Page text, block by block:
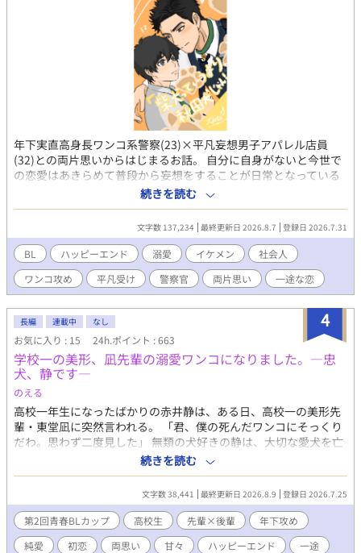
年下実直高身長ワンコ系警察(23)×平凡妄想男子アパレル店員
(32)との両片思いからはじまるお話。 自分に自身がないと今世で
の恋愛はあきらめて普段から妄想をすることが日常となっている
32歳の低身長アパレル店員の寺川 佑一(てらかわ ゆういち)。 そし
て佑一が勤めるアパレルショップの常連・職業不明な高身長ワン
コ系イケメンの柴山健太(しばやま けんた)。 柴山くんは誰から見
ても分かるくらい佑一への好意が溢れているが、『そんなわけが
ない！勘違いしてはいけない』となる佑一とのすれ違い両思いラ
ブコメ。 何故、柴山くんは佑一をそんなに好きになったのか。 果
たして佑一は柴山くんの好意を素直に受け入れることが出来るの
か！ ぜひお読みいただけたら嬉しいです！ ※本編は全18話です！
途中でおまけ話もあります！ 【R指定エピソードはエピソード名
にR指定記載をしますので、そちらをご参考にしてください。】
※ムーンライトノベルズ様 fujossy 様 でも同時掲載中です！
続きを読む
文字数 137,234 最終更新日 2026.8.7 登録日 2026.7.31
BL ハッピーエンド 溺愛 イケメン
社会人
ワンコ攻め
平凡受け 警察官 両片思い 一途な恋
4
長編 連載中 なし
お気に入り : 15 24h.ポイント : 663
学校一の美形、凪先輩の溺愛ワンコになりました。―忠
犬、静です―
のえる
高校一年生になったばかりの赤井静は、ある日、高校一の美形先
輩・東堂凪に突然言われる。 「君、僕の死んだワンコにそっくり
だわ。思わず二度見した」 無類の犬好きの静は、大切な愛犬を亡
くした凪に同情し、その場で「俺が先輩のワンコになります」と
宣言。 ちょっとズレた出会いから始まった二人は、笑って、悩ん
で、時にはすれ違いながら、少しずつ互いを知っていく。 忠犬男
子×天然美人先輩。 ときどき笑えて、ときどき切なくて、たっぷ
り甘い。 大切な人と出会い、恋を知り、自分らしい未来を見つけ
ていく、二人の青春BL。 毎日20時公開予定です。
続きを読む
文字数 38,441 最終更新日 2026.8.9 登録日 2026.7.25
第2回青春BLカップ 高校生 先輩×後輩
年下攻め
純愛
初恋 両思い 甘々 ハッピーエンド 一途